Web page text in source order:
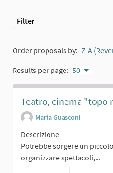
Filter
Order proposals by: Z-A
Results per page: 50
Teatro, cinema "topo
Marta Guasconi
Descrizione
Potrebbe sorgere un
organizzare spettacoli,...